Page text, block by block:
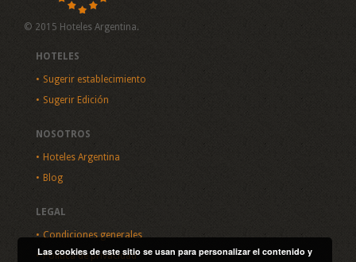
© 2015 Hoteles Argentina.
HOTELES
Sugerir establecimiento
Sugerir Edición
NOSOTROS
Hoteles Argentina
Blog
LEGAL
Condiciones generales
Política de privacidad
Las cookies de este sitio se usan para personalizar el contenido y